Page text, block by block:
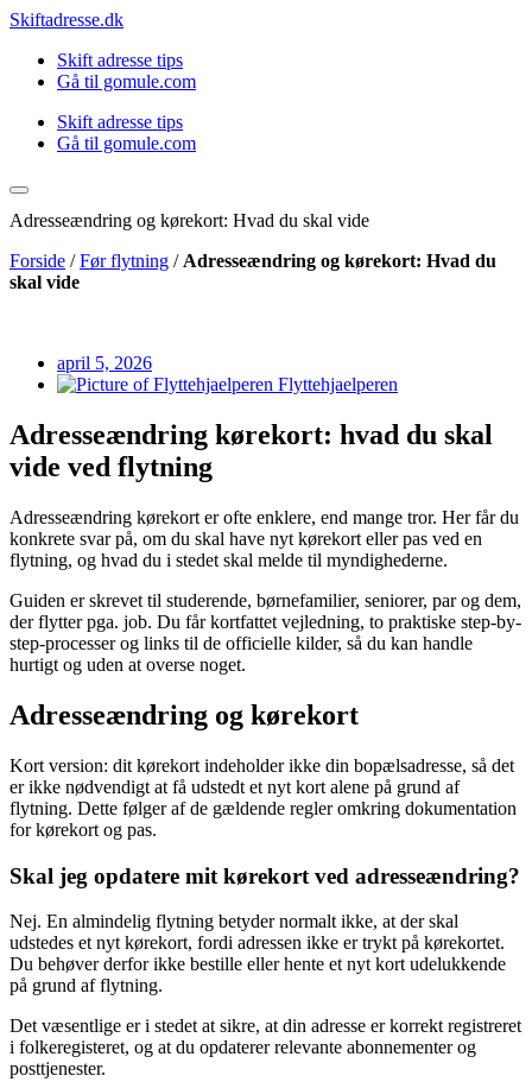
Videre
indhold
Skiftadresse.dk
Skift adresse tips
Gå til gomule.com
Skift adresse tips
Gå til gomule.com
Adresseændring og kørekort: Hvad du skal vide
Forside /Før flytning / Adresseændring og kørekort: Hvad du
skal vide
april 5, 2026
Flyttehjaelperen
Adresseændring kørekort: hvad du skal
vide ved flytning
Adresseændring kørekort er ofte enklere, end mange tror. Her får du
konkrete svar på, om du skal have nyt kørekort eller pas ved en
flytning, og hvad du i stedet skal melde til myndighederne.
Guiden er skrevet til studerende, børnefamilier, seniorer, par og dem,
der flytter pga. job. Du får kortfattet vejledning, to praktiske step-by-
step-processer og links til de officielle kilder, så du kan handle
hurtigt og uden at overse noget.
Adresseændring og kørekort
Kort version: dit kørekort indeholder ikke din bopælsadresse, så det
er ikke nødvendigt at få udstedt et nyt kort alene på grund af
flytning. Dette følger af de gældende regler omkring dokumentation
for kørekort og pas.
Skal jeg opdatere mit kørekort ved adresseændring?
Nej. En almindelig flytning betyder normalt ikke, at der skal
udstedes et nyt kørekort, fordi adressen ikke er trykt på kørekortet.
Du behøver derfor ikke bestille eller hente et nyt kort udelukkende
på grund af flytning.
Det væsentlige er i stedet at sikre, at din adresse er korrekt registreret
i folkeregisteret, og at du opdaterer relevante abonnementer og
posttjenester.